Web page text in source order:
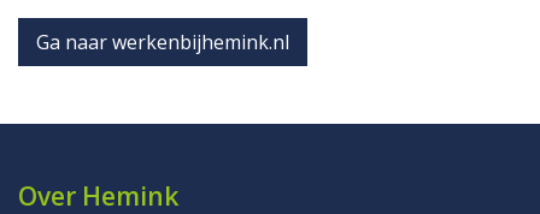
Ga naar werkenbijhemink.nl
Over Hemink